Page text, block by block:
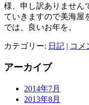
様、申し訳ありません
ていきますので美海屋
では、良いお年を。
カテゴリー: 日記 | コメ
アーカイブ
2014年7月
2013年8月